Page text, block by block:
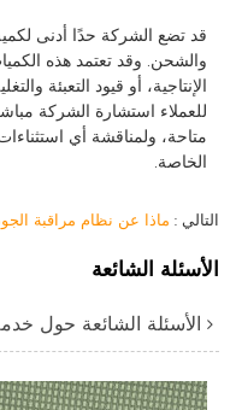
قد تضع الشركة حدًا أدنى
والشحن. وقد تعتمد هذه
الإنتاجية، أو قيود التعبئة
للعملاء استشارة الشركة
متاحة، ولمناقشة أي
الخاصة.
التالي ماذا عن نظام مراقبة
الأسئلة الشائعة
الأسئلة الشائعة حول